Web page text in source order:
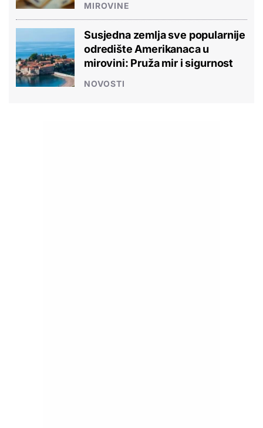
MIROVINE
Susjedna zemlja sve popularnije
odredište Amerikanaca u
mirovini: Pruža mir i sigurnost
NOVOSTI